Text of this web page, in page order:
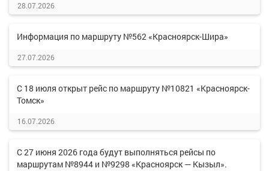
28.07.2026
Информация по маршруту №562 «Красноярск-Шира»
27.07.2026
С 18 июля открыт рейс по маршруту №10821 «Красноярск-
Томск»
16.07.2026
С 27 июня 2026 года будут выполняться рейсы по
маршрутам №8944 и №9298 «Красноярск — Кызыл».